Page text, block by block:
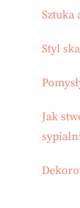
Sztuka
Styl
Jak